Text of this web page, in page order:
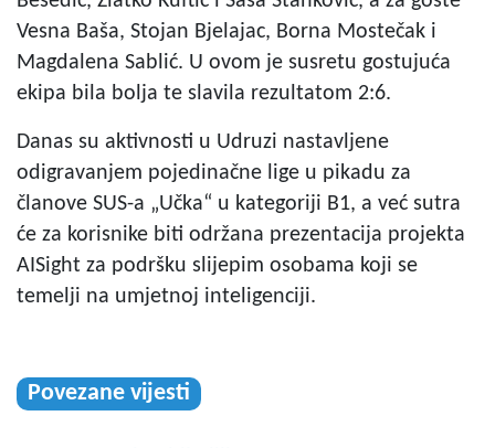
Vesna Baša, Stojan Bjelajac, Borna Mostečak i
Magdalena Sablić. U ovom je susretu gostujuća
ekipa bila bolja te slavila rezultatom 2:6.
Danas su aktivnosti u Udruzi nastavljene
odigravanjem pojedinačne lige u pikadu za
članove SUS-a „Učka“ u kategoriji B1, a već sutra
će za korisnike biti održana prezentacija projekta
AISight za podršku slijepim osobama koji se
temelji na umjetnoj inteligenciji.
Povezane vijesti